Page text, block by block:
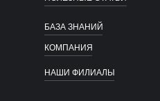
БАЗА ЗНАНИЙ
КОМПАНИЯ
НАШИ ФИЛИАЛЫ